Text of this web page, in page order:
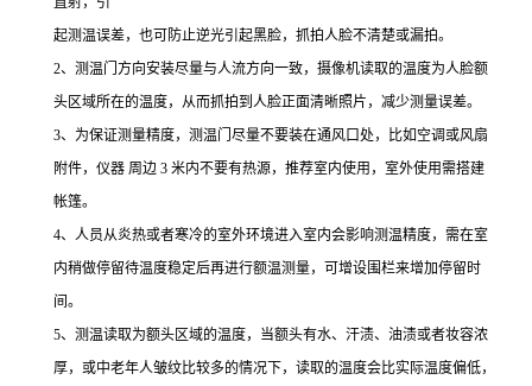
起测温误差，也可防止逆光引起黑脸，抓拍人脸不清楚或漏拍。
2、测温门方向安装尽量与人流方向一致，摄像机读取的温度为人脸额
头区域所在的温度，从而抓拍到人脸正面清晰照片，减少测量误差。
3、为保证测量精度，测温门尽量不要装在通风口处，比如空调或风扇
附件，仪器 周边 3 米内不要有热源，推荐室内使用，室外使用需搭建
帐篷。
4、人员从炎热或者寒冷的室外环境进入室内会影响测温精度，需在室
内稍做停留待温度稳定后再进行额温测量，可增设围栏来增加停留时
间。
5、测温读取为额头区域的温度，当额头有水、汗渍、油渍或者妆容浓
厚，或中老年人皱纹比较多的情况下，读取的温度会比实际温度偏低，